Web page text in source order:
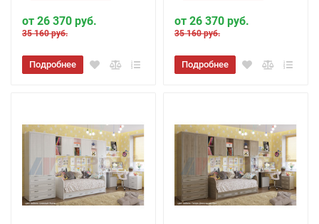
от 26 370 руб.
35 160 руб.
Подробнее
от 26 370 руб.
35 160 руб.
Подробнее